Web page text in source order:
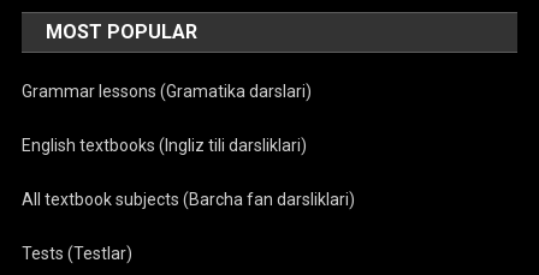
MOST POPULAR
Grammar lessons (Gramatika darslari)
English textbooks (Ingliz tili darsliklari)
All textbook subjects (Barcha fan darsliklari)
Tests (Testlar)